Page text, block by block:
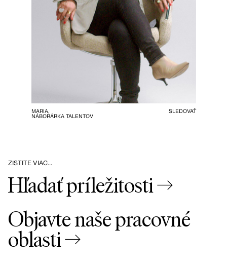
MARIA,
NÁBORÁRKA TALENTOV
SLEDOVAŤ
ZISTITE VIAC…
Hľadať príležitosti →
Objavte naše pracovné
oblasti →